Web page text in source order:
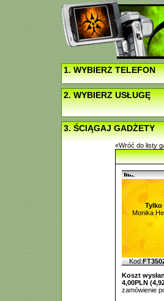
1. WYBIERZ TELEFON
2. WYBIERZ USŁUGĘ
3. ŚCIĄGAJ GADŻETY
«Wróć do listy
Tylko
Monika
Kod:
Koszt
4,00PLN
zamówienie